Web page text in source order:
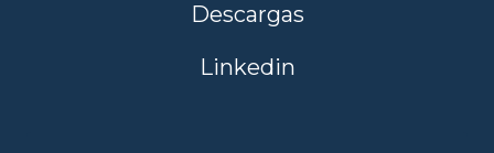
Descargas
Linkedin